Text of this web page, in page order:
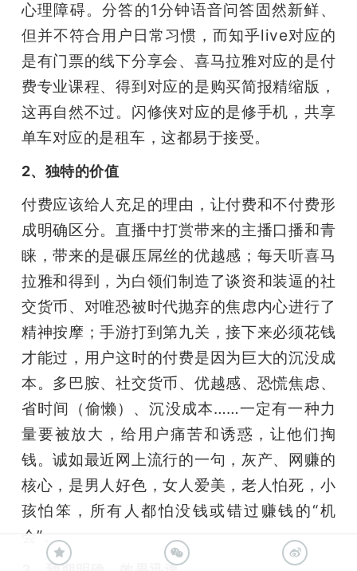
心理障碍。分答的1分钟语音问答固然新鲜、
但并不符合用户日常习惯，而知乎live对应的
是有门票的线下分享会、喜马拉雅对应的是付
费专业课程、得到对应的是购买简报精缩版，
这再自然不过。闪修侠对应的是修手机，共享
单车对应的是租车，这都易于接受。
2、独特的价值
付费应该给人充足的理由，让付费和不付费形
成明确区分。直播中打赏带来的主播口播和青
睐，带来的是碾压屌丝的优越感；每天听喜马
拉雅和得到，为白领们制造了谈资和装逼的社
交货币、对唯恐被时代抛弃的焦虑内心进行了
精神按摩；手游打到第九关，接下来必须花钱
才能过，用户这时的付费是因为巨大的沉没成
本。多巴胺、社交货币、优越感、恐慌焦虑、
省时间（偷懒）、沉没成本……一定有一种力
量要被放大，给用户痛苦和诱惑，让他们掏
钱。诚如最近网上流行的一句，灰产、网赚的
核心，是男人好色，女人爱美，老人怕死，小
孩怕笨，所有人都怕没钱或错过赚钱的“机
会”。